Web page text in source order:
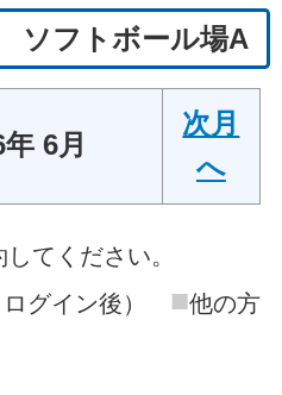
ソフトボール場A
6月
次月
へ
てください。
ログイン後） ■他の方